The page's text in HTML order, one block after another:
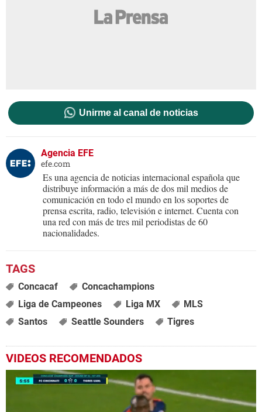
Unirme al canal de noticias
Agencia EFE
efe.com
Es una agencia de noticias internacional española que
distribuye información a más de dos mil medios de
comunicación en todo el mundo en los soportes de
prensa escrita, radio, televisión e internet. Cuenta con
una red con más de tres mil periodistas de 60
nacionalidades.
Concacaf
Concachampions
Liga de Campeones
Liga MX
MLS
Santos
Seattle Sounders Tigres
VIDEOS RECOMENDADOS